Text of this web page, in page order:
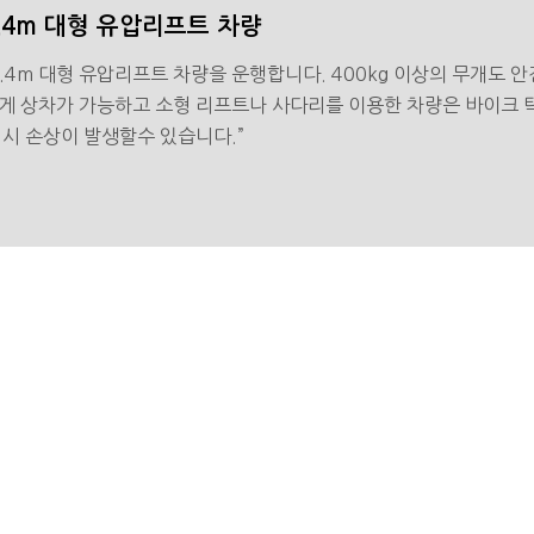
대형 유압리프트 차량
대형 유압리프트 차량을 운행합니다. 400kg 이상의 무개도 안
상차가 가능하고 소형 리프트나 사다리를 이용한 차량은 바이크
시 손상이 발생할수 있습니다.”